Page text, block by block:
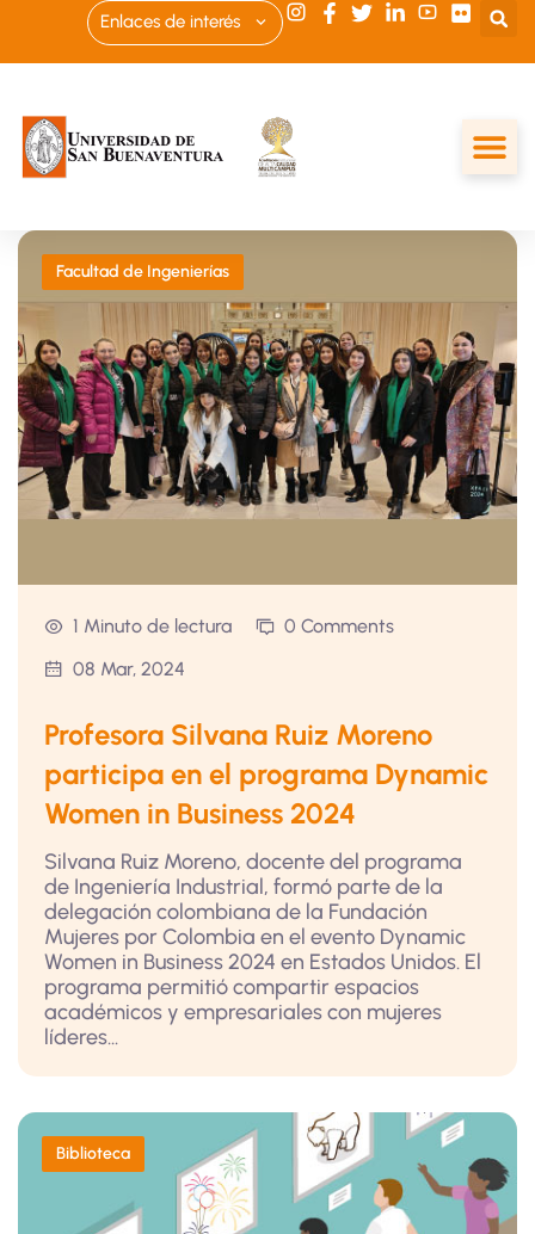
Enlaces de interés
Facultad de Ingenierías
1 Minuto de lectura
0 Comments
08 Mar, 2024
Profesora Silvana Ruiz Moreno
participa en el programa Dynamic
Women in Business 2024
Silvana Ruiz Moreno, docente del programa
de Ingeniería Industrial, formó parte de la
delegación colombiana de la Fundación
Mujeres por Colombia en el evento Dynamic
Women in Business 2024 en Estados Unidos. El
programa permitió compartir espacios
académicos y empresariales con mujeres
líderes...
Biblioteca